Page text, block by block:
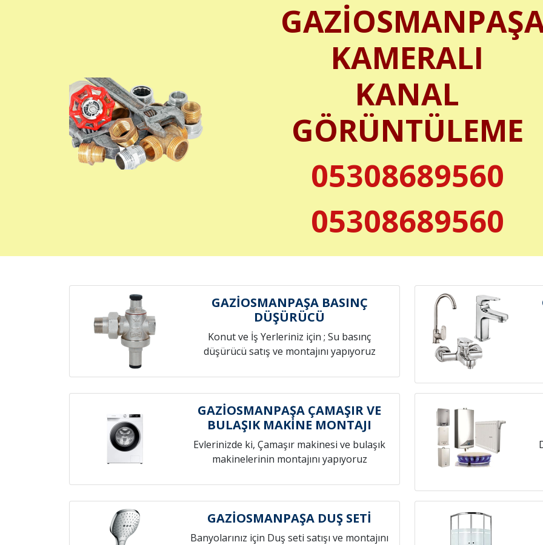
KAMERALI
KANAL
GÖRÜNTÜLEME
05308689560
05308689560
GAZİOSMANPAŞA BASINÇ
DÜŞÜRÜCÜ
Konut ve İş Yerleriniz için ; Su basınç
düşürücü satış ve montajını yapıyoruz
GAZİOSMANPAŞA ÇAMAŞIR VE
BULAŞIK MAKİNE MONTAJI
Evlerinizde ki, Çamaşır makinesi ve bulaşık
makinelerinin montajını yapıyoruz
GAZİOSMANPAŞA DUŞ SETİ
Banyolarınız için Duş seti satışı ve montajını